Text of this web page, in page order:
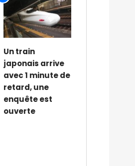
Un train
japonais arrive
avec 1 minute de
retard, une
enquête est
ouverte